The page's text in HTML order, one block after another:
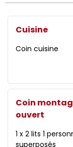
Cuisine
Coin cuisine
Coin
ouvert
1 x 2 lits 1
superposés